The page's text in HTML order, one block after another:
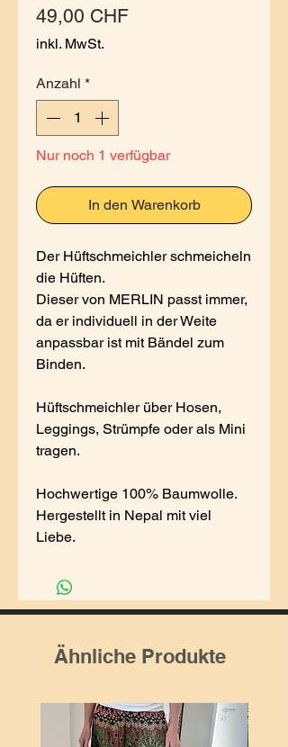
49,00 CHFPreis
inkl. MwSt.
Anzahl *
Nur noch 1 verfügbar
In den Warenkorb
Der Hüftschmeichler schmeicheln
die Hüften.
Dieser von MERLIN passt immer,
da er individuell in der Weite
anpassbar ist mit Bändel zum
Binden.
Hüftschmeichler über Hosen,
Leggings, Strümpfe oder als Mini
tragen.
Hochwertige 100% Baumwolle.
Hergestellt in Nepal mit viel
Liebe.
Ähnliche Produkte